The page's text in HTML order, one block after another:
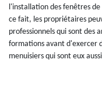
l'installation des fenêtres
ce fait, les propriétaires
professionnels qui sont des
formations avant d'exercer
menuisiers qui sont eux